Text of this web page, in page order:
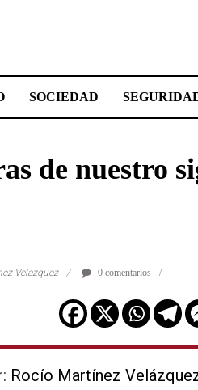
SOCIEDAD
de nuestro
Velázquez 0 comentarios
Rocío Martínez